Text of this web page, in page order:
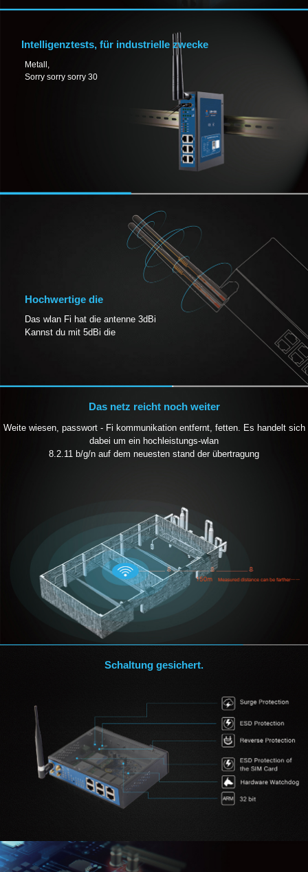
Intelligenztests, für industrielle zwecke
Metall,
Sorry sorry sorry 30
Hochwertige die
Das wlan Fi hat die antenne 3dBi
Kannst du mit 5dBi die
Das netz reicht noch weiter
Weite wiesen, passwort - Fi kommunikation entfernt, fetten. Es handelt sich
dabei um ein hochleistungs-wlan
8.2.11 b/g/n auf dem neuesten stand der übertragung
Schaltung gesichert.